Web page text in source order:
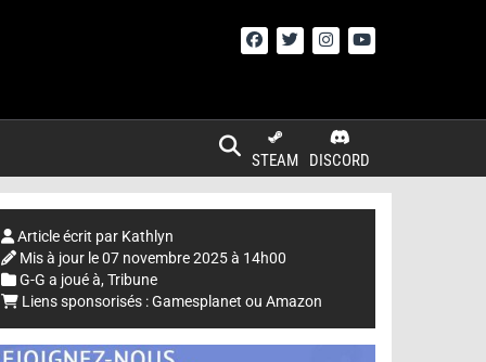
DISCORD
STEAM
Article écrit par Kathlyn
Mis à jour le07 novembre 2025 à 14h00
G-G a joué à, Tribune
Liens sponsorisés :Gamesplanet ou Amazon